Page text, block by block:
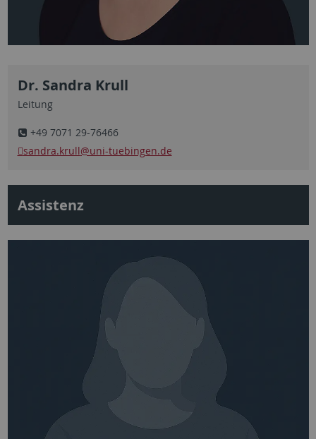
Dr. Sandra Krull
Leitung
+49 7071 29-76466
sandra.krull@uni-tuebingen.de
Assistenz